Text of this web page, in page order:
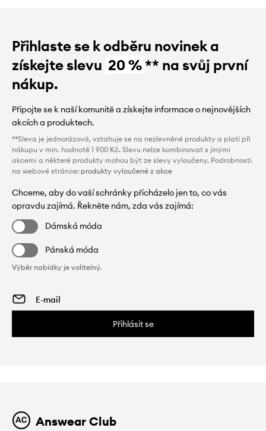
Přihlaste se k odběru novinek a
získejte slevu 20 %** na svůj první
nákup.
Připojte se k naší komunitě a získejte informace o nejnovějších
akcích a produktech.
**Sleva je jednorázová, vztahuje se na nezlevněné produkty a platí při
nákupu v min. hodnotě 1 900 Kč. Slevu nelze kombinovat s jinými
akcemi a některé produkty mohou být ze slevy vyloučeny. Podrobnosti
na webové stránce: produkty vyloučené z akce
Chceme, aby do vaší schránky přicházelo jen to, co vás
opravdu zajímá. Řekněte nám, zda vás zajímá:
Dámská móda
Pánská móda
Výběr nabídky je volitelný.
Přihlásit se
Answear Club